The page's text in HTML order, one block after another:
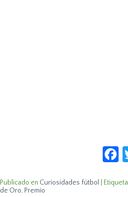
Publicado en Curiosidades fútbol
de Oro, Premio